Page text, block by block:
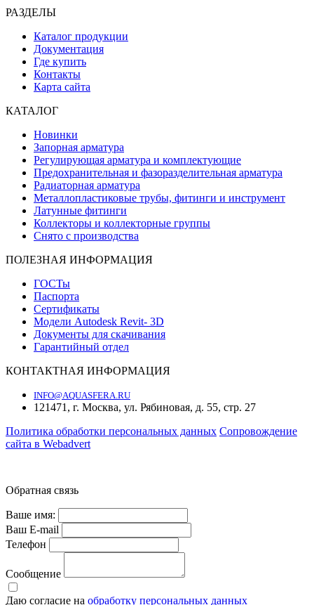
РАЗДЕЛЫ
Каталог продукции
Документация
Где купить
Контакты
Карта сайта
КАТАЛОГ
Новинки
Запорная арматура
Регулирующая арматура и комплектующие
Предохранительная и фазоразделительная арматура
Радиаторная арматура
Металлопластиковые трубы, фитинги и инструмент
Латунные фитинги
Коллекторы и коллекторные группы
Снято с производства
ПОЛЕЗНАЯ ИНФОРМАЦИЯ
ГОСТы
Паспорта
Сертификаты
Модели Autodesk Revit- 3D
Документы для скачивания
Гарантийный отдел
КОНТАКТНАЯ ИНФОРМАЦИЯ
INFO@AQUASFERA.RU
121471, г. Москва, ул. Рябиновая, д. 55, стр. 27
Политика обработки персональных данных Cопровождение
сайта в Webadvert
Обратная связь
Ваше имя:
Ваш E-mail
Телефон
Сообщение
Даю согласие на обработку персональных данных